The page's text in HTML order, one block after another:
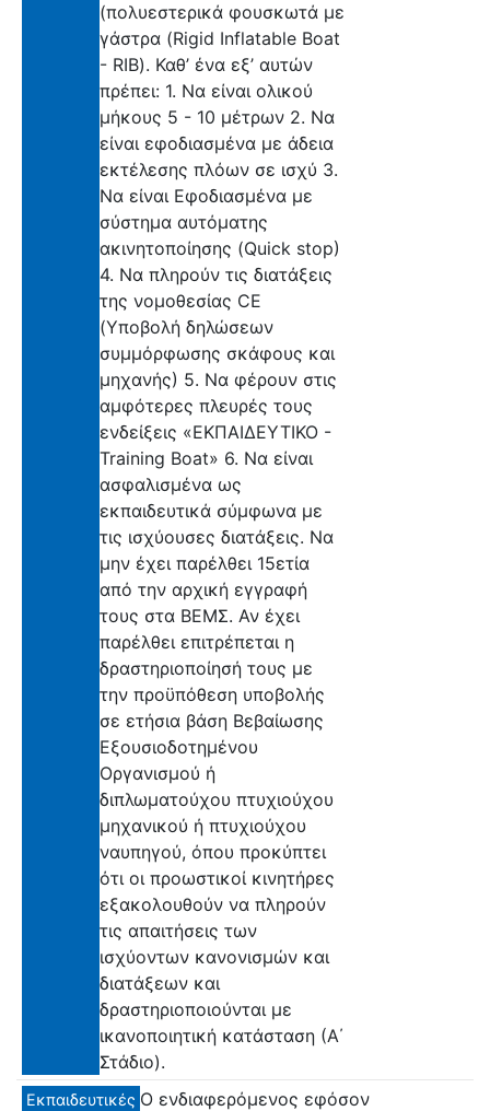
(πολυεστερικά φουσκωτά με
γάστρα (Rigid Inflatable Boat
- RIB). Καθ’ ένα εξ’ αυτών
πρέπει: 1. Να είναι ολικού
μήκους 5 - 10 μέτρων 2. Να
είναι εφοδιασμένα με άδεια
εκτέλεσης πλόων σε ισχύ 3.
Να είναι Εφοδιασμένα με
σύστημα αυτόματης
ακινητοποίησης (Quick stop)
4. Να πληρούν τις διατάξεις
της νομοθεσίας CE
(Υποβολή δηλώσεων
συμμόρφωσης σκάφους και
μηχανής) 5. Να φέρουν στις
αμφότερες πλευρές τους
ενδείξεις «ΕΚΠΑΙΔΕΥΤΙΚΟ -
Training Boat» 6. Να είναι
ασφαλισμένα ως
εκπαιδευτικά σύμφωνα με
τις ισχύουσες διατάξεις. Να
μην έχει παρέλθει 15ετία
από την αρχική εγγραφή
τους στα ΒΕΜΣ. Αν έχει
παρέλθει επιτρέπεται η
δραστηριοποίησή τους με
την προϋπόθεση υποβολής
σε ετήσια βάση Βεβαίωσης
Εξουσιοδοτημένου
Οργανισμού ή
διπλωματούχου πτυχιούχου
μηχανικού ή πτυχιούχου
ναυπηγού, όπου προκύπτει
ότι οι προωστικοί κινητήρες
εξακολουθούν να πληρούν
τις απαιτήσεις των
ισχύοντων κανονισμών και
διατάξεων και
δραστηριοποιούνται με
ικανοποιητική κατάσταση (Α΄
Στάδιο).
Εκπαιδευτικές Ο ενδιαφερόμενος εφόσον